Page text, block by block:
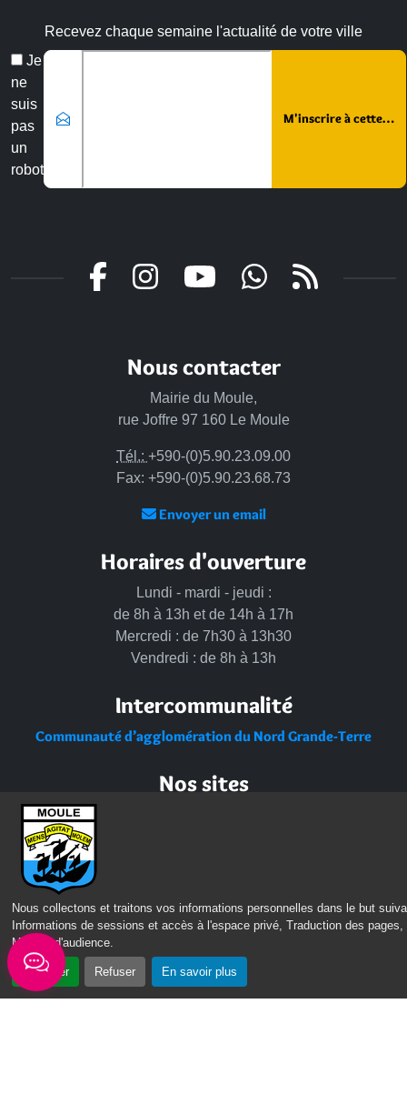
Nous collectons et traitons vos informations personnelles dans le but
Informations de sessions et accès à l'espace privé, Traduction des pages,
Mesure d'audience.
Accepter Refuser En savoir plus
Recevez chaque semaine l'actualité de votre ville
Je
ne
suis
pas
un
robot
Veuillez laisser ce champ vide :
Email
Nous contacter
Mairie du Moule,
rue Joffre 97 160 Le Moule
Tél.: +590-(0)5.90.23.09.00
Fax: +590-(0)5.90.23.68.73
Envoyer un email
Horaires d'ouverture
Lundi - mardi - jeudi :
de 8h à 13h et de 14h à 17h
Mercredi : de 7h30 à 13h30
Vendredi : de 8h à 13h
Intercommunalité
Communauté d’agglomération du Nord Grande-Terre
Nos sites
Portail des Médiathèques Nord Guadeloupe